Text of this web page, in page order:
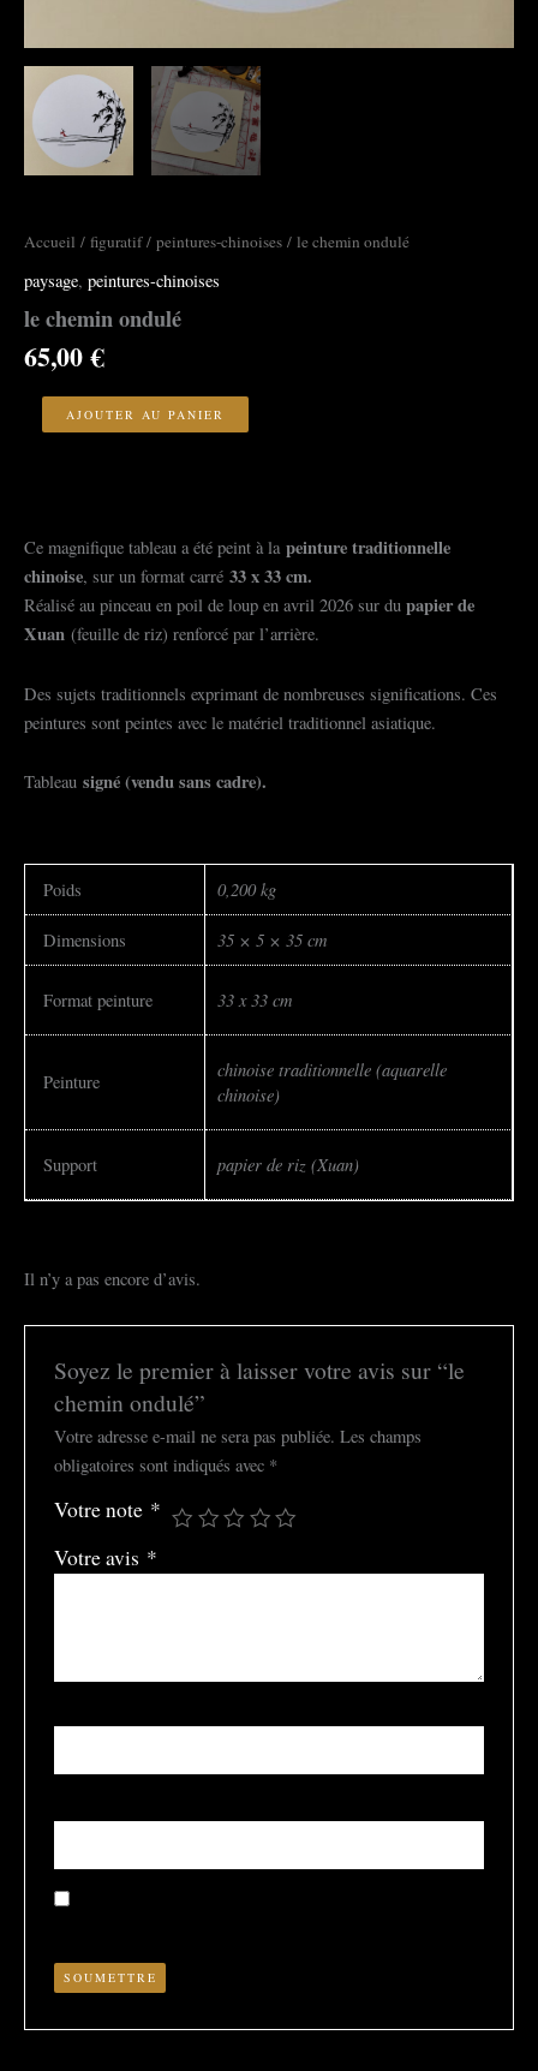
Accueil / figuratif/ peintures-chinoises / le chemin ondulé
paysage, peintures-chinoises
le chemin ondulé
65,00€
AJOUTER AU PANIER
Ce magnifique tableau a été peint à la peinture traditionnelle
chinoise, sur un format carré 33x 33 cm.
Réalisé au pinceau en poil de loup en avril 2026 sur du papier de
Xuan (feuille de riz) renforcé par l’arrière.
Des sujets traditionnels exprimant de nombreuses significations. Ces
peintures sont peintes avec le matériel traditionnel asiatique.
Tableau signé (vendu sans cadre).
Poids 0,200 kg
Dimensions 35 × 5 × 35 cm
Format peinture 33 x 33 cm
Peinture
chinoise traditionnelle (aquarelle
chinoise)
Support papier de riz (Xuan)
Il n’y a pas encore d’avis.
Soyez le premier à laisser votre avis sur “le
chemin ondulé”
Votre adresse e-mail ne sera pas publiée. Les champs
obligatoires sont indiqués avec *
Votre note *
Votre avis *